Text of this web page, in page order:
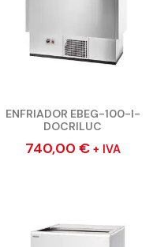
ENFRIADOR EBEG-100-I-
DOCRILUC
740,00 € + IVA